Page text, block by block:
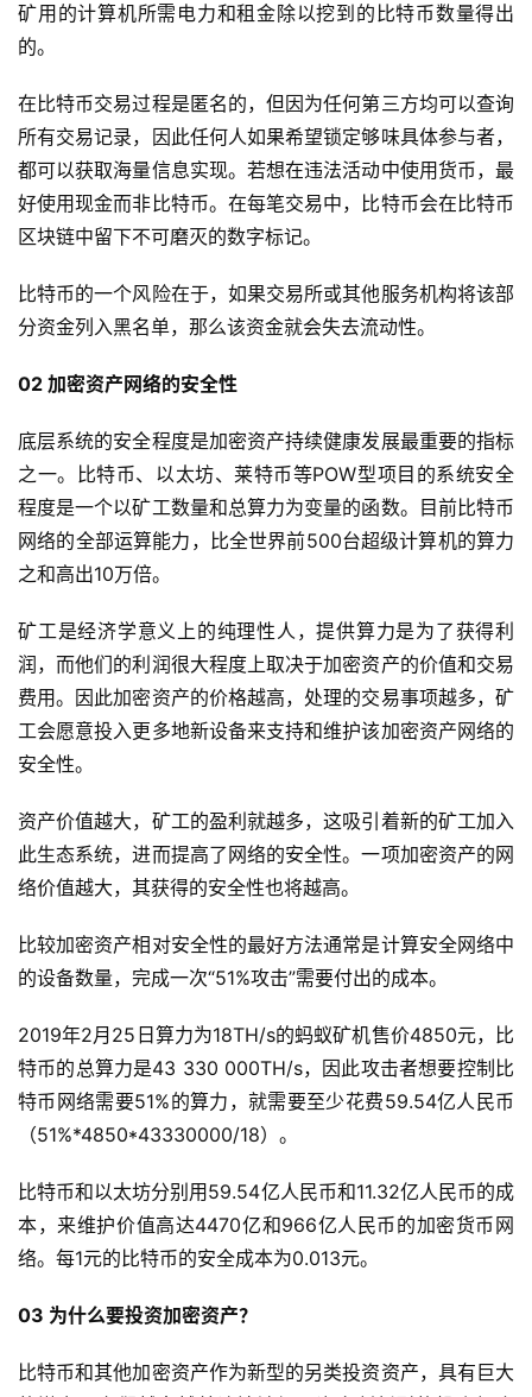
矿用的计算机所需电力和租金除以挖到的比特币数量得出
的。
在比特币交易过程是匿名的，但因为任何第三方均可以查询
所有交易记录，因此任何人如果希望锁定够味具体参与者，
都可以获取海量信息实现。若想在违法活动中使用货币，最
好使用现金而非比特币。在每笔交易中，比特币会在比特币
区块链中留下不可磨灭的数字标记。
比特币的一个风险在于，如果交易所或其他服务机构将该部
分资金列入黑名单，那么该资金就会失去流动性。
02 加密资产网络的安全性
底层系统的安全程度是加密资产持续健康发展最重要的指标
之一。比特币、以太坊、莱特币等POW型项目的系统安全
程度是一个以矿工数量和总算力为变量的函数。目前比特币
网络的全部运算能力，比全世界前500台超级计算机的算力
之和高出10万倍。
矿工是经济学意义上的纯理性人，提供算力是为了获得利
润，而他们的利润很大程度上取决于加密资产的价值和交易
费用。因此加密资产的价格越高，处理的交易事项越多，矿
工会愿意投入更多地新设备来支持和维护该加密资产网络的
安全性。
资产价值越大，矿工的盈利就越多，这吸引着新的矿工加入
此生态系统，进而提高了网络的安全性。一项加密资产的网
络价值越大，其获得的安全性也将越高。
比较加密资产相对安全性的最好方法通常是计算安全网络中
的设备数量，完成一次“51%攻击”需要付出的成本。
2019年2月25日算力为18TH/s的蚂蚁矿机售价4850元，比
特币的总算力是43 330 000TH/s，因此攻击者想要控制比
特币网络需要51%的算力，就需要至少花费59.54亿人民币
（51%*4850*43330000/18）。
比特币和以太坊分别用59.54亿人民币和11.32亿人民币的成
本，来维护价值高达4470亿和966亿人民币的加密货币网
络。每1元的比特币的安全成本为0.013元。
03 为什么要投资加密资产？
比特币和其他加密资产作为新型的另类投资资产，具有巨大